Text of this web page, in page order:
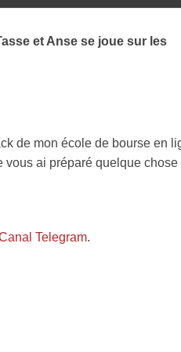
et Anse se joue sur les
de mon école de bourse en
vous ai préparé quelque chose
Telegram.